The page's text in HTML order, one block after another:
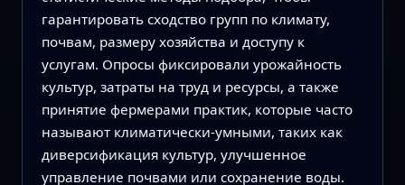
гарантировать сходство групп по климату,
почвам, размеру хозяйства и доступу к
услугам. Опросы фиксировали урожайность
культур, затраты на труд и ресурсы, а также
принятие фермерами практик, которые часто
называют климатически-умными, таких как
диверсификация культур, улучшенное
управление почвами или сохранение воды.